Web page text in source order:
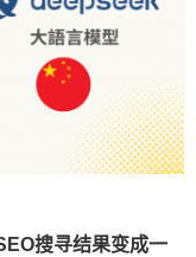
搜寻结果变成一